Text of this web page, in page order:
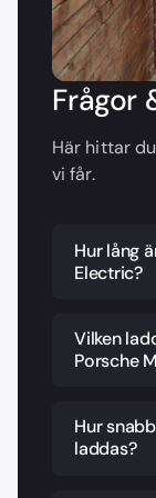
Frågor
Här hittar
vi får.
Hur lång
Electric?
på upp till
den till
Vilken
Porsche
kapacitet
Macan
Hur
laddas?